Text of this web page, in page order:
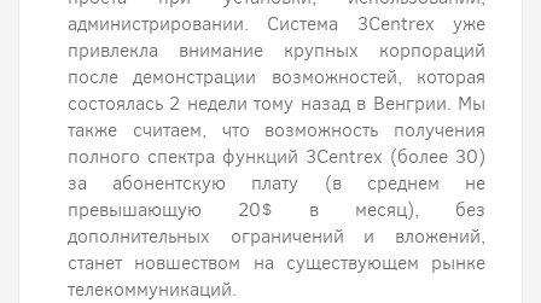
администрировании. Система 3Centrex уже
привлекла внимание крупных корпораций
после демонстрации возможностей, которая
состоялась 2 недели тому назад в Венгрии. Мы
также считаем, что возможность получения
полного спектра функций 3Centrex (более 30)
за абонентскую плату (в среднем не
превышающую 20$ в месяц), без
дополнительных ограничений и вложений,
станет новшеством на существующем рынке
телекоммуникаций.